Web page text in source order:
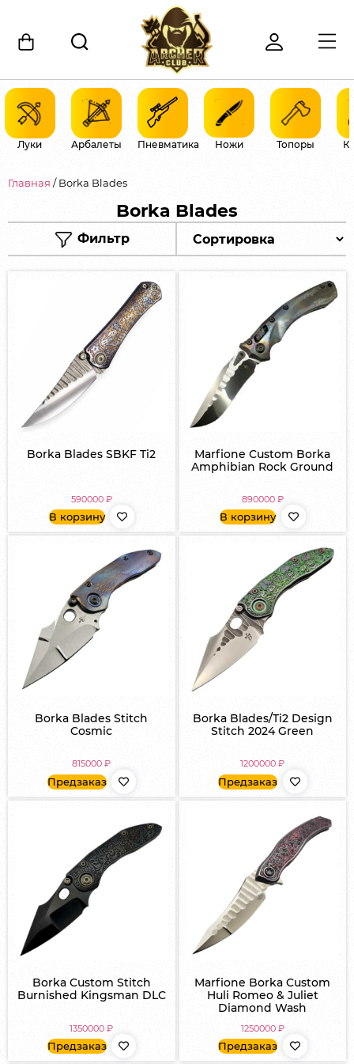
Луки Арбалеты Пневматика Ножи Топоры
Главная / Borka Blades
Borka Blades
Фильтр
Borka Blades SBKF Ti2
590000 ₽
В корзину
Marfione Custom Borka
Amphibian Rock Ground
890000 ₽
В корзину
Borka Blades Stitch
Cosmic
815000₽
Предзаказ
Borka Blades/Ti2 Design
Stitch 2024 Green
1200000₽
Предзаказ
Borka Custom Stitch
Burnished Kingsman DLC
1350000₽
Предзаказ
Marfione Borka Custom
Huli Romeo & Juliet
Diamond Wash
1250000 ₽
Предзаказ